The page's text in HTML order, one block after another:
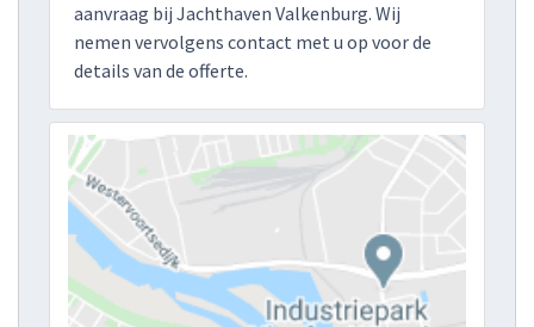
aanvraag bij Jachthaven Valkenburg. Wij
nemen vervolgens contact met u op voor de
details van de offerte.